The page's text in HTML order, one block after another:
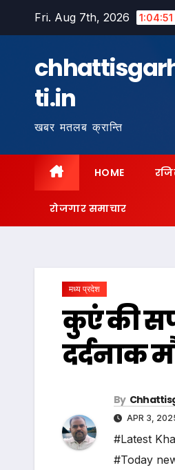
Fri. Aug 7th, 2026 1:04:53
ti.in
खबर मतलब क्रान्ति
HOME
रोजगार समाचार
मध्य प्रदेश
कुएं की
दर्दनाक
By
APR 3,
#Latest
#Today